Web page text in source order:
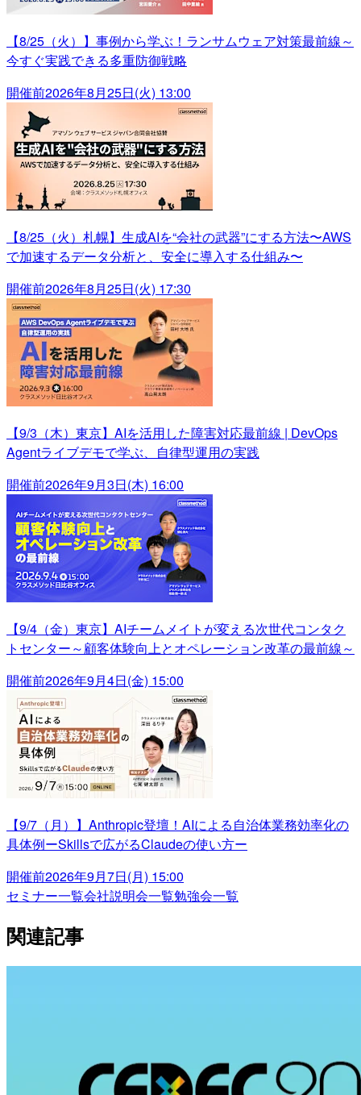
【8/25（火）】事例から学ぶ！ランサムウェア対策最前線～
今すぐ実践できる多重防御戦略
開催前2026年8月25日(火) 13:00
【8/25（火）札幌】生成AIを“会社の武器”にする方法〜AWS
で加速するデータ分析と、安全に導入する仕組み〜
開催前2026年8月25日(火) 17:30
【9/3（木）東京】AIを活用した障害対応最前線 | DevOps
Agentライブデモで学ぶ、自律型運用の実践
開催前2026年9月3日(木) 16:00
【9/4（金）東京】AIチームメイトが変える次世代コンタク
トセンター～顧客体験向上とオペレーション改革の最前線～
開催前2026年9月4日(金) 15:00
【9/7（月）】Anthropic登壇！AIによる自治体業務効率化の
具体例ーSkillsで広がるClaudeの使い方ー
開催前2026年9月7日(月) 15:00
セミナー一覧会社説明会一覧勉強会一覧
関連記事